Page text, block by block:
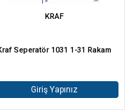
KRAF
Seperatör 1031 1-31 Rakam
Giriş Yapınız